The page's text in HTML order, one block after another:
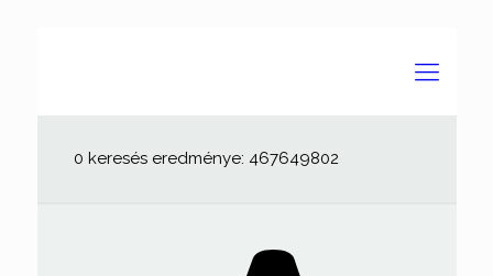
0 keresés eredménye: 467649802